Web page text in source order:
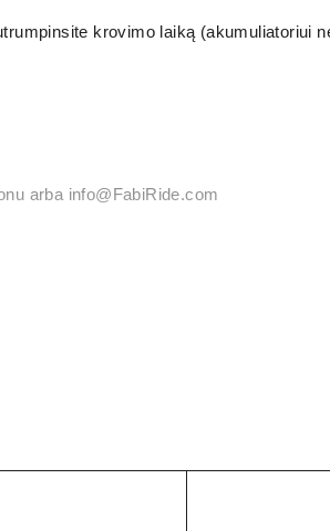
krovimo laiką (akumuliatoriui
arba info@FabiRide.com